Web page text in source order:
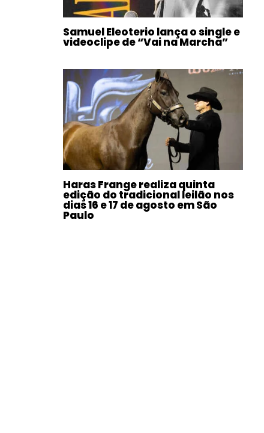
Samuel Eleoterio lança o single e
videoclipe de “Vai na Marcha”
Haras Frange realiza quinta
edição do tradicional leilão nos
dias 16 e 17 de agosto em São
Paulo